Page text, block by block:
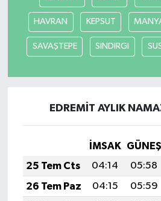
HAVRAN KEPSUT
SAVAŞTEPE SINDIRGI
EDREMİT AYLIK
İMSAK GÜNEŞ
25 Tem Cts
04:14 05:58
26 Tem Paz
04:15 05:59